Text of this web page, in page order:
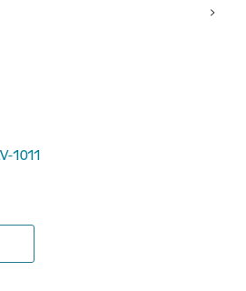
1011